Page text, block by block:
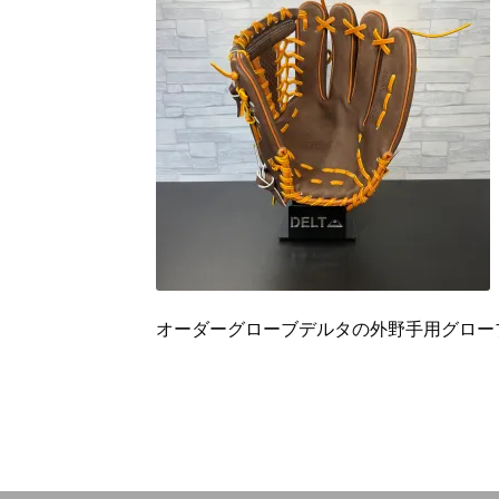
オーダーグローブデルタの外野手用グロー